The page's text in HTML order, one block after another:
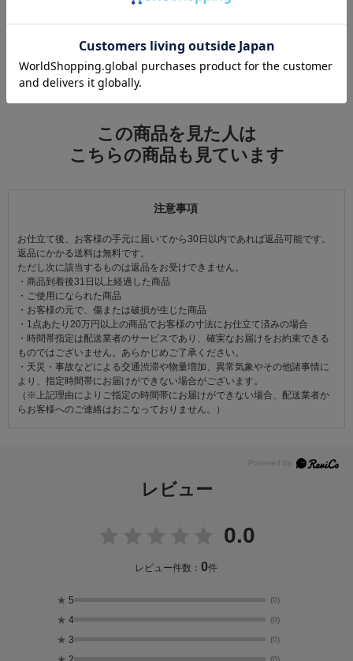
すべてのコーディネートを見る
この商品を見た人は
こちらの商品も見ています
注意事項
お仕立て後、お客様の手元に届いてから30日以内であれば返品可能です。
返品にかかる送料は無料です。
ただし次に該当するものは返品をお受けできません。
・商品到着後31日以上経過した商品
・ご使用になられた商品
・お客様の元で、傷または破損が生じた商品
・1点あたり20万円以上の商品でお客様の寸法にお仕立て済みの場合
・時間帯指定は配送業者のサービスであり、確実なお届けをお約束できる
ものではございません。あらかじめご了承ください。
・天災・事故などによる交通渋滞や物量増加、異常気象やその他諸事情に
より、指定時間帯にお届けができない場合がございます。
（※上記理由によりご指定の時間帯にお届けができない場合、配送業者か
らお客様へのご連絡はおこなっておりません。）
レビュー
0.0
レビュー件数：0件
★ 5 (0)
★ 4 (0)
★ 3 (0)
(0)